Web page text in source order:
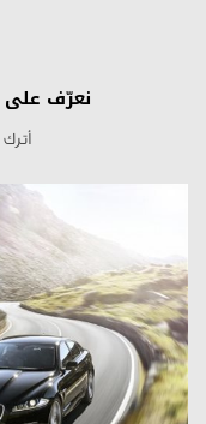
نعرّف على